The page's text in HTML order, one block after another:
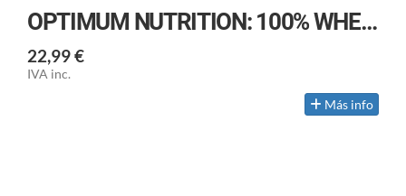
OPTIMUM NUTRITION: 100% WHEY GOLD ESTÁNDAR
22,99 €
IVA inc.
Más info